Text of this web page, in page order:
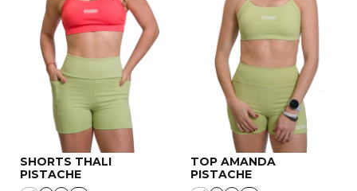
SHORTS THALI
PISTACHE
TOP AMANDA
PISTACHE